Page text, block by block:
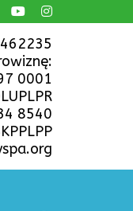
0001
8540